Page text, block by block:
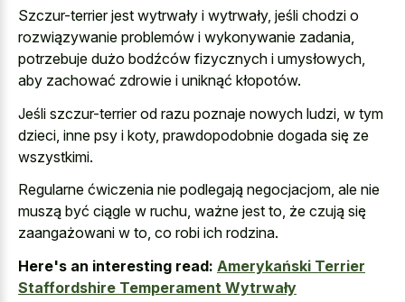
Szczur-terrier jest wytrwały i wytrwały, jeśli chodzi o
rozwiązywanie problemów i wykonywanie zadania,
potrzebuje dużo bodźców fizycznych i umysłowych,
aby zachować zdrowie i uniknąć kłopotów.
Jeśli szczur-terrier od razu poznaje nowych ludzi, w tym
dzieci, inne psy i koty, prawdopodobnie dogada się ze
wszystkimi.
Regularne ćwiczenia nie podlegają negocjacjom, ale nie
muszą być ciągle w ruchu, ważne jest to, że czują się
zaangażowani w to, co robi ich rodzina.
Here's an interesting read: Amerykański Terrier
Staffordshire Temperament Wytrwały